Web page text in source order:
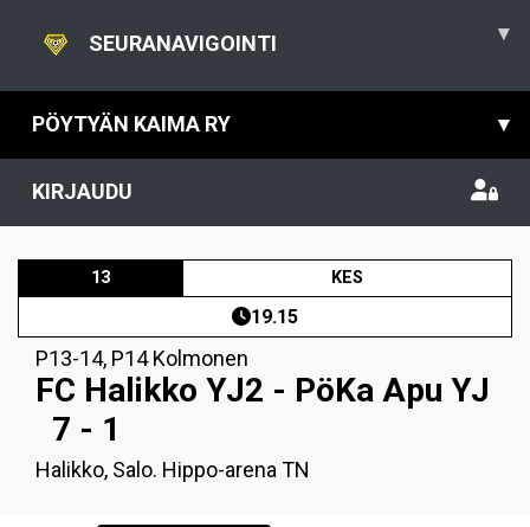
SEURANAVIGOINTI ▾
PÖYTYÄN KAIMA RY ▾
KIRJAUDU
13 KES
19.15
P13-14, P14 Kolmonen
FC Halikko YJ2 - PöKa Apu YJ
7 - 1
Halikko, Salo. Hippo-arena TN